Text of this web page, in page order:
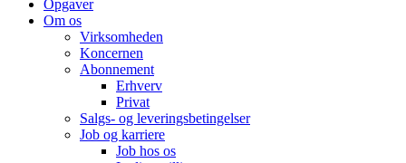
Opgaver
Om os
Virksomheden
Koncernen
Abonnement
Erhverv
Privat
Salgs- og leveringsbetingelser
Job og karriere
Job hos os